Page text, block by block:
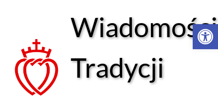
treści
Wiadomości
Tradycji